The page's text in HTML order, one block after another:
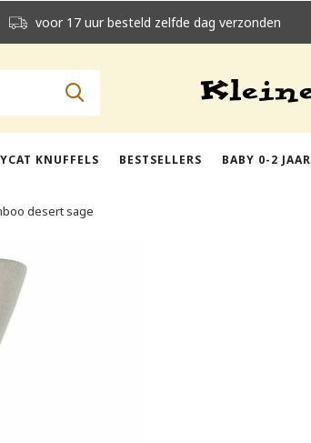
KNUFFELS BESTSELLERS BABY 0-2 JAAR
voor 17 uur besteld zelfde dag verzonden
desert sage